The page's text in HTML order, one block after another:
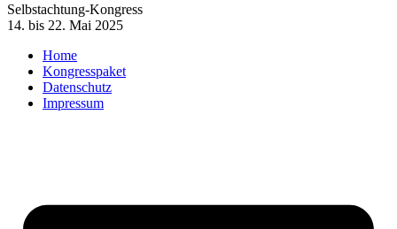
Selbstachtung-Kongress
14. bis 22. Mai 2025
Home
Kongresspaket
Datenschutz
Impressum